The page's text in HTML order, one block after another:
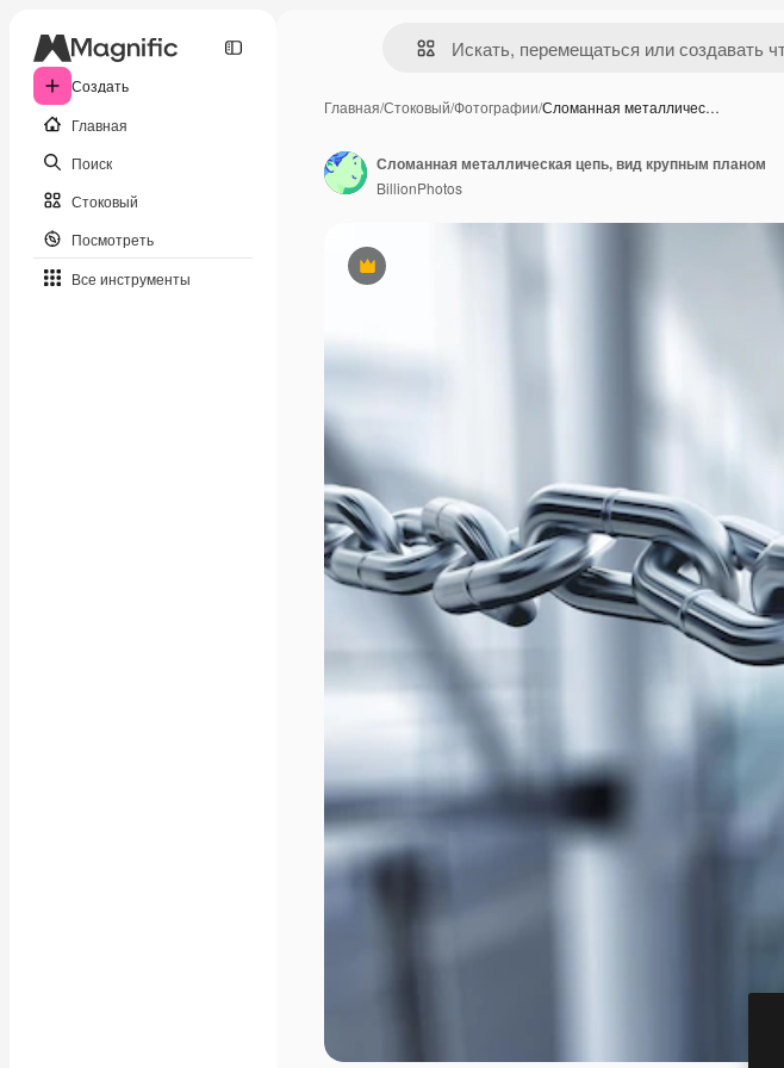
Создать
Главная
Поиск
Стоковый
Посмотреть
Все инструменты
Главная/Стоковый/Фотографии/Сломанная металличес…
Премиум
Сломанная металлическая цепь, вид крупным планом
BillionPhotos